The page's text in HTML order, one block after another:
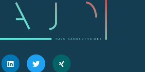
LinkedinTwitterXing